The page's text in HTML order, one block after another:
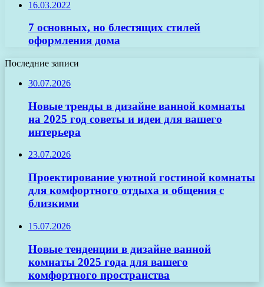
16.03.2022
7 основных, но блестящих стилей
оформления дома
Последние записи
30.07.2026
Новые тренды в дизайне ванной комнаты
на 2025 год советы и идеи для вашего
интерьера
23.07.2026
Проектирование уютной гостиной комнаты
для комфортного отдыха и общения с
близкими
15.07.2026
Новые тенденции в дизайне ванной
комнаты 2025 года для вашего
комфортного пространства